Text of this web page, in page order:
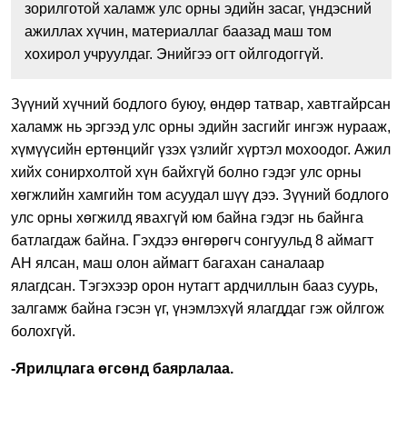
зорилготой халамж улс орны эдийн засаг, үндэсний
ажиллах хүчин, материаллаг баазад маш том
хохирол учруулдаг. Энийгээ огт ойлгодоггүй.
Зүүний хүчний бодлого буюу, өндөр татвар, хавтгайрсан
халамж нь эргээд улс орны эдийн засгийг ингэж нурааж,
хүмүүсийн ертөнцийг үзэх үзлийг хүртэл мохоодог. Ажил
хийх сонирхолтой хүн байхгүй болно гэдэг улс орны
хөгжлийн хамгийн том асуудал шүү дээ. Зүүний бодлого
улс орны хөгжилд явахгүй юм байна гэдэг нь байнга
батлагдаж байна. Гэхдээ өнгөрөгч сонгуульд 8 аймагт
АН ялсан, маш олон аймагт багахан саналаар
ялагдсан. Тэгэхээр орон нутагт ардчиллын бааз суурь,
залгамж байна гэсэн үг, үнэмлэхүй ялагддаг гэж ойлгож
болохгүй.
-Ярилцлага өгсөнд баярлалаа.